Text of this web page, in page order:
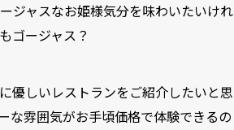
ジャスなお姫様気分を味わいたいけれ
ゴージャス？
優しいレストランをご紹介したいと思
な雰囲気がお手頃価格で体験できるの